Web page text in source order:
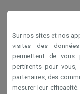
Sur nos sites et nos
visites des
permettent de vous
pertinents pour
partenaires, des
mesurer leur